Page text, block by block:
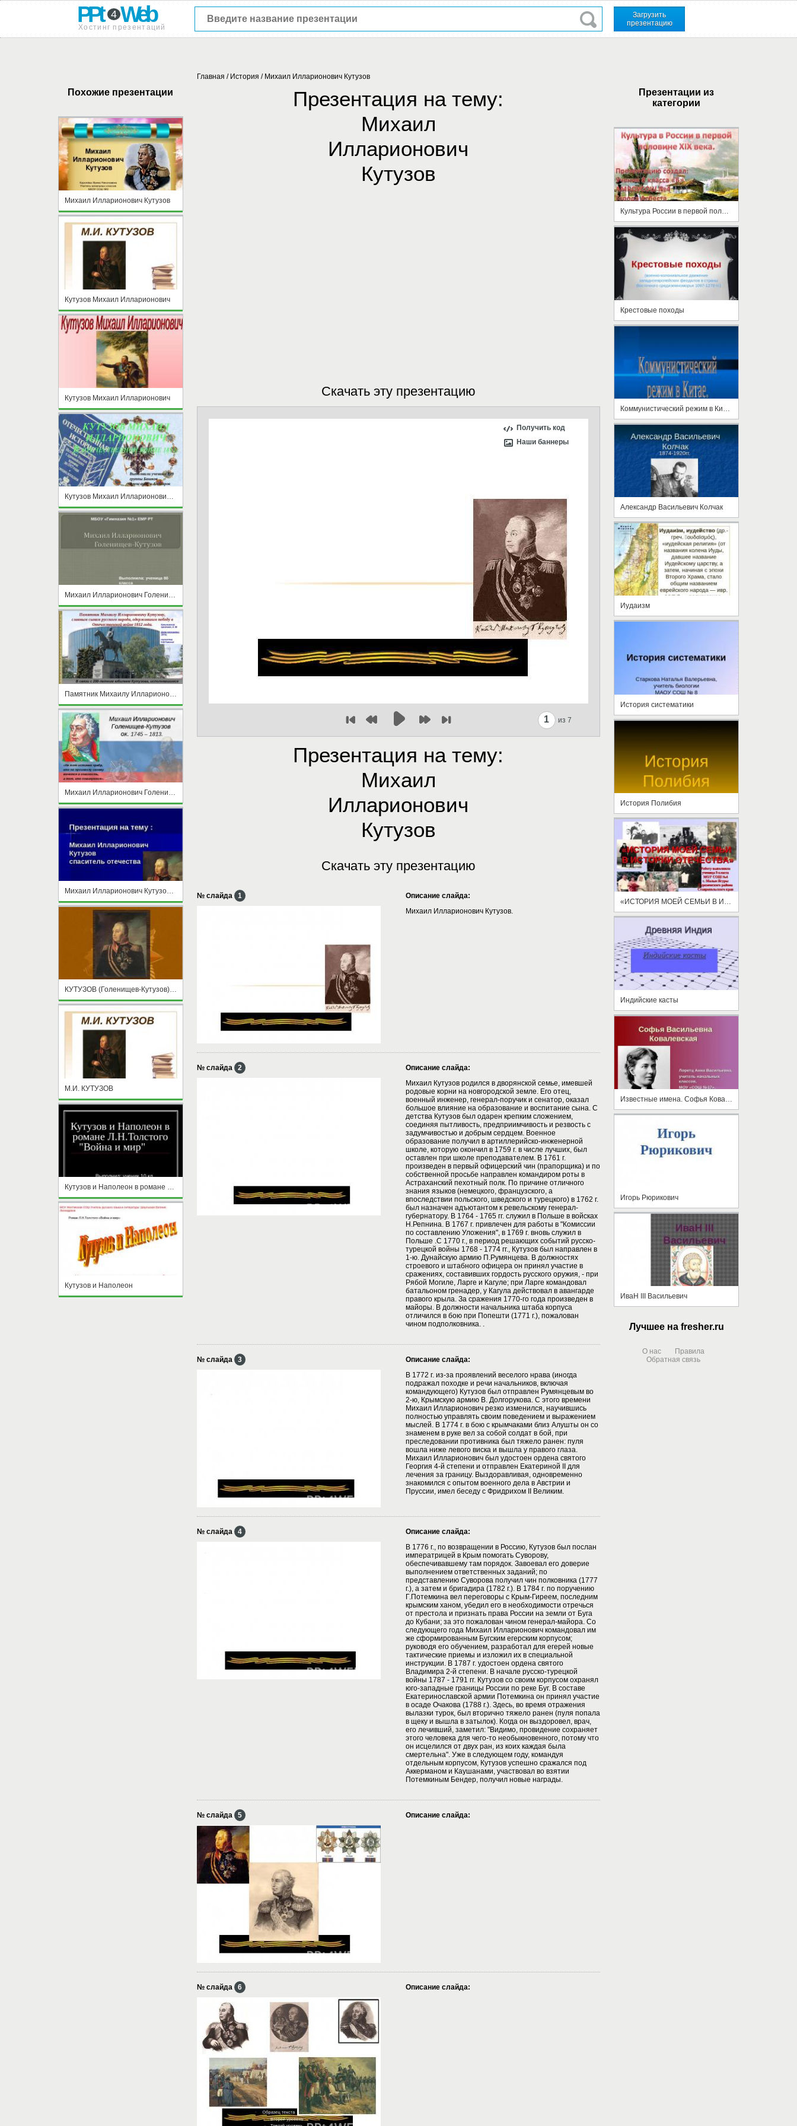
PPt 4 Web
Хостинг презентаций
Загрузить
презентацию
Похожие презентации
Михаил Илларионович Кутузов
Кутузов Михаил Илларионович
Кутузов Михаил Илларионович
Кутузов Михаил Илларионович В отечественной войне 1812г.
Михаил Илларионович Голенищев-Кутузов
Михаил Илларионович Голенищев - Кутузов ок. 1745 – 1813
Михаил Илларионович Кутузов спаситель отечества
КУТУЗОВ (Голенищев-Кутузов) Михаил Илларионович
М.И. КУТУЗОВ
Кутузов и Наполеон в романе Л.Н.Толстого Война и мир
Кутузов и Наполеон
Главная / История / Михаил Илларионович Кутузов
Презентация на тему:
Михаил
Илларионович
Кутузов
Скачать эту презентацию
Получить код
Наши баннеры
1 из 7
Презентация на тему:
Михаил
Илларионович
Кутузов
Скачать эту презентацию
№ слайда 1
Описание слайда:
Михаил Илларионович Кутузов.
№ слайда 2
Описание слайда:
Михаил Кутузов родился в дворянской семье, имевшей
родовые корни на новгородской земле. Его отец,
военный инженер, генерал-поручик и сенатор, оказал
большое влияние на образование и воспитание сына. С
детства Кутузов был одарен крепким сложением,
соединяя пытливость, предприимчивость и резвость с
задумчивостью и добрым сердцем. Военное
образование получил в артиллерийско-инженерной
школе, которую окончил в 1759 г. в числе лучших, был
оставлен при школе преподавателем. В 1761 г.
произведен в первый офицерский чин (прапорщика) и по
собственной просьбе направлен командиром роты в
Астраханский пехотный полк. По причине отличного
знания языков (немецкого, французского, а
впоследствии польского, шведского и турецкого) в 1762 г.
был назначен адъютантом к ревельскому генерал-
губернатору. В 1764 - 1765 гг. служил в Польше в войсках
Н.Репнина. В 1767 г. привлечен для работы в "Комиссии
по составлению Уложения", в 1769 г. вновь служил в
Польше .С 1770 г., в период решающих событий русско-
турецкой войны 1768 - 1774 гг., Кутузов был направлен в
1-ю. Дунайскую армию П.Румянцева. В должностях
строевого и штабного офицера он принял участие в
сражениях, составивших гордость русского оружия, - при
Рябой Могиле, Ларге и Кагуле; при Ларге командовал
батальоном гренадер, у Кагула действовал в авангарде
правого крыла. За сражения 1770-го года произведен в
майоры. В должности начальника штаба корпуса
отличился в бою при Попешти (1771 г.), пожалован
чином подполковника. .
№ слайда 3
Описание слайда:
В 1772 г. из-за проявлений веселого нрава (иногда
подражал походке и речи начальников, включая
командующего) Кутузов был отправлен Румянцевым во
2-ю, Крымскую армию В. Долгорукова. С этого времени
Михаил Илларионович резко изменился, научившись
полностью управлять своим поведением и выражением
мыслей. В 1774 г. в бою с крымчаками близ Алушты он со
знаменем в руке вел за собой солдат в бой, при
преследовании противника был тяжело ранен: пуля
вошла ниже левого виска и вышла у правого глаза.
Михаил Илларионович был удостоен ордена святого
Георгия 4-й степени и отправлен Екатериной II для
лечения за границу. Выздоравливая, одновременно
знакомился с опытом военного дела в Австрии и
Пруссии, имел беседу с Фридрихом II Великим.
№ слайда 4
Описание слайда:
В 1776 г., по возвращении в Россию, Кутузов был послан
императрицей в Крым помогать Суворову,
обеспечивавшему там порядок. Завоевал его доверие
выполнением ответственных заданий; по
представлению Суворова получил чин полковника (1777
г.), а затем и бригадира (1782 г.). В 1784 г. по поручению
Г.Потемкина вел переговоры с Крым-Гиреем, последним
крымским ханом, убедил его в необходимости отречься
от престола и признать права России на земли от Буга
до Кубани; за это пожалован чином генерал-майора. Со
следующего года Михаил Илларионович командовал им
же сформированным Бугским егерским корпусом;
руководя его обучением, разработал для егерей новые
тактические приемы и изложил их в специальной
инструкции. В 1787 г. удостоен ордена святого
Владимира 2-й степени. В начале русско-турецкой
войны 1787 - 1791 гг. Кутузов со своим корпусом охранял
юго-западные границы России по реке Буг. В составе
Екатеринославской армии Потемкина он принял участие
в осаде Очакова (1788 г.). Здесь, во время отражения
вылазки турок, был вторично тяжело ранен (пуля попала
в щеку и вышла в затылок). Когда он выздоровел, врач,
его лечивший, заметил: "Видимо, провидение сохраняет
этого человека для чего-то необыкновенного, потому что
он исцелился от двух ран, из коих каждая была
смертельна". Уже в следующем году, командуя
отдельным корпусом, Кутузов успешно сражался под
Аккерманом и Каушанами, участвовал во взятии
Потемкиным Бендер, получил новые награды.
№ слайда 5 Описание слайда:
№ слайда 6 Описание слайда:
Презентации из
категории
Культура России в первой половине 19 века
Крестовые походы
Александр Васильевич Колчак
Иудаизм
История систематики
История Полибия
«ИСТОРИЯ МОЕЙ СЕМЬИ В ИСТОРИИ ОТЕЧЕСТВА»
Индийские касты
Игорь Рюрикович
ИваН III Васильевич
Лучшее на fresher.ru
О нас
Правила
Обратная связь